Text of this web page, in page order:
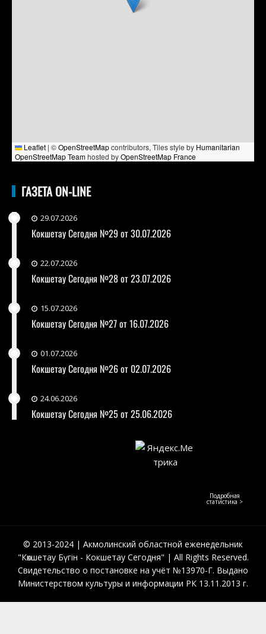
Leaflet | ©OpenStreetMapcontributors, Tiles style by Humanitarian
OpenStreetMap Teamhosted byOpenStreetMap France
ГАЗЕТА ON-LINE
29.07.2026
Кокшетау Сегодня №29 от 30.07.2026
22.07.2026
Кокшетау Сегодня №28 от 23.07.2026
15.07.2026
Кокшетау Сегодня №27 от 16.07.2026
01.07.2026
Кокшетау Сегодня №26 от 02.07.2026
24.06.2026
Кокшетау Сегодня №25 от 25.06.2026
Подробная
статистика >
© 2013-2024 | Акмолинский областной еженедельник
"Көкшетау Бүгін - Кокшетау Сегодня" | All Rights Reserved.
Свидетельство о постановке на учёт №13970-Г. Выдано
Министерством культуры и информации РК 13.11.2013 г.